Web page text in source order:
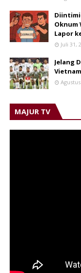
Oknum
Lapor
Juli 31,
Jelang
MAJUR TV